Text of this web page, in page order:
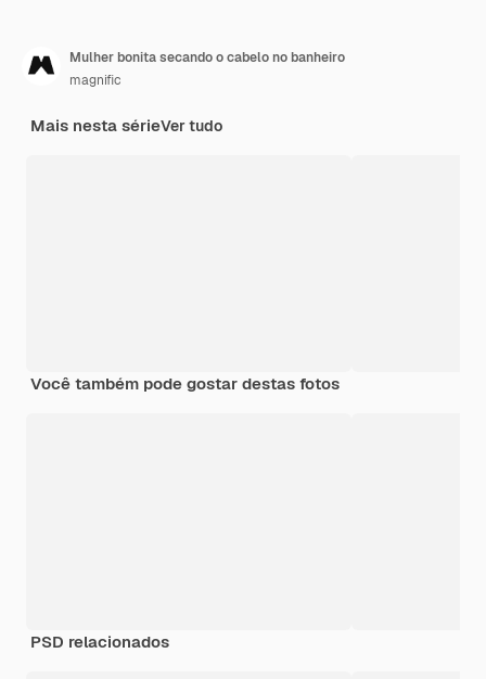
Mulher bonita secando o cabelo no banheiro
magnific
Mais nesta sérieVer tudo
Você também pode gostar destas fotos
PSD relacionados